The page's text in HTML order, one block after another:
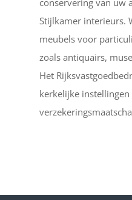
Stijlkamer interieurs.
meubels voor
zoals antiquairs,
Het
kerkelijke instellingen